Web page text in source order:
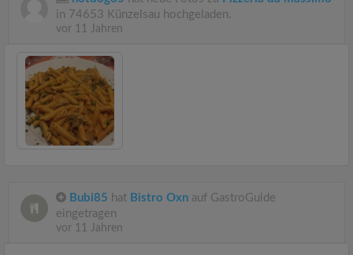
in 74653 Künzelsau hochgeladen.
vor 11 Jahren
Bubi85 hat Bistro Oxn auf GastroGuide
eingetragen
vor 11 Jahren